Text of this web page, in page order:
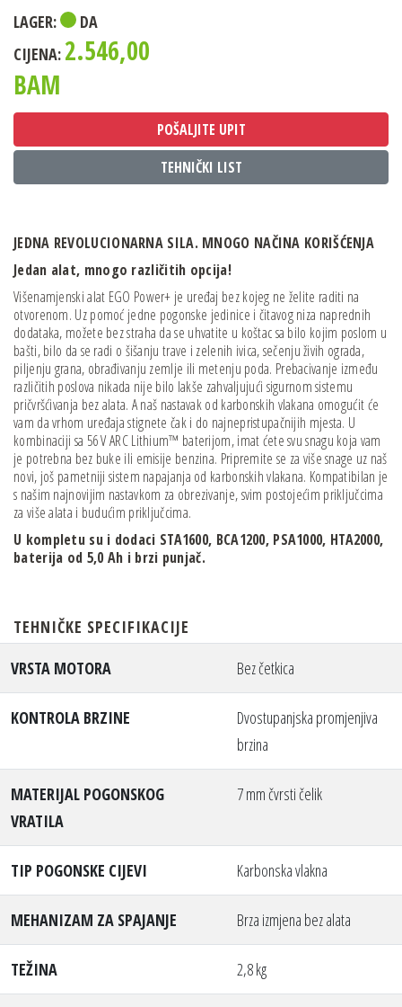
LAGER:
DA
CIJENA: 2.546,00
BAM
POŠALJITE UPIT
TEHNIČKI LIST
JEDNA REVOLUCIONARNA SILA. MNOGO NAČINA KORIŠĆENJA
Jedan alat, mnogo različitih opcija!
Višenamjenski alat EGO Power+ je uređaj bez kojeg ne želite raditi na
otvorenom. Uz pomoć jedne pogonske jedinice i čitavog niza naprednih
dodataka, možete bez straha da se uhvatite u koštac sa bilo kojim poslom u
bašti, bilo da se radi o šišanju trave i zelenih ivica, sečenju živih ograda,
piljenju grana, obrađivanju zemlje ili metenju poda. Prebacivanje između
različitih poslova nikada nije bilo lakše zahvaljujući sigurnom sistemu
pričvršćivanja bez alata. A naš nastavak od karbonskih vlakana omogućit će
vam da vrhom uređaja stignete čak i do najnepristupačnijih mjesta. U
kombinaciji sa 56 V ARC Lithium™ baterijom, imat ćete svu snagu koja vam
je potrebna bez buke ili emisije benzina. Pripremite se za više snage uz naš
novi, još pametniji sistem napajanja od karbonskih vlakana. Kompatibilan je
s našim najnovijim nastavkom za obrezivanje, svim postojećim priključcima
za više alata i budućim priključcima.
U kompletu su i dodaci STA1600, BCA1200, PSA1000, HTA2000,
baterija od 5,0 Ah i brzi punjač.
TEHNIČKE SPECIFIKACIJE
VRSTA MOTORA
Bez četkica
KONTROLA BRZINE
Dvostupanjska promjenjiva
brzina
MATERIJAL POGONSKOG
VRATILA
7 mm čvrsti čelik
TIP POGONSKE CIJEVI Karbonska vlakna
MEHANIZAM ZA SPAJANJE Brza izmjena bez alata
TEŽINA 2,8 kg